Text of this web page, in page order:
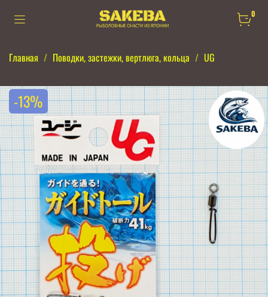
0
Главная Поводки, застежки, вертлюга, кольца UG
-13%